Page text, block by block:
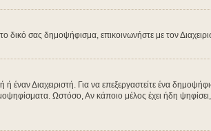
δικό σας δημοψήφισμα, επικοινωνήστε με τον
Διαχειριστή. Για να επεξεργαστείτε ένα
Ωστόσο, Αν κάποιο μέλος έχει ήδη ψηφίσει,